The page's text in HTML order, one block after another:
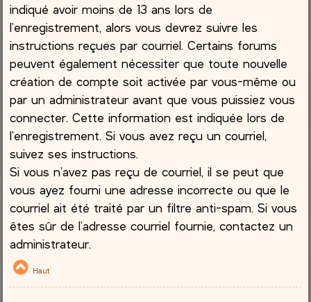
indiqué avoir moins de 13 ans lors de
l’enregistrement, alors vous devrez suivre les
instructions reçues par courriel. Certains forums
peuvent également nécessiter que toute nouvelle
création de compte soit activée par vous-même ou
par un administrateur avant que vous puissiez vous
connecter. Cette information est indiquée lors de
l’enregistrement. Si vous avez reçu un courriel,
suivez ses instructions.
Si vous n’avez pas reçu de courriel, il se peut que
vous ayez fourni une adresse incorrecte ou que le
courriel ait été traité par un filtre anti-spam. Si vous
êtes sûr de l’adresse courriel fournie, contactez un
administrateur.
Haut